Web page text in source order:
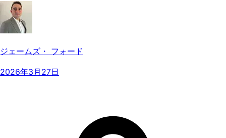
ジェームズ・ フォード
2026年3月27日